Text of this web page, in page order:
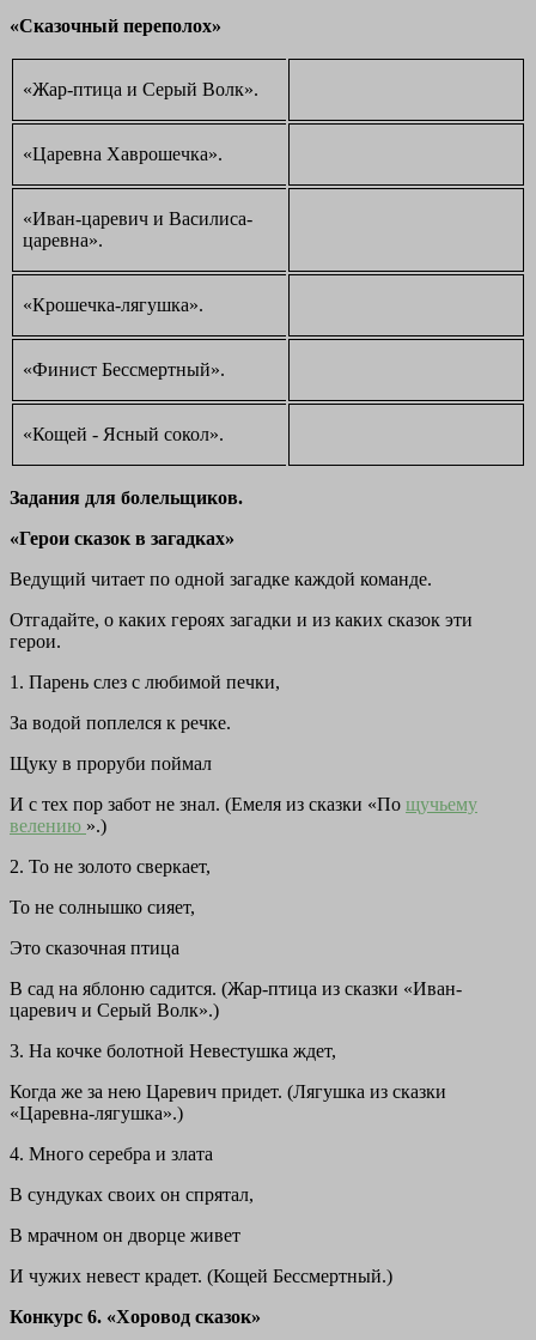
«Сказочный переполох»
«Жар-птица и Серый Волк».
«Царевна Хаврошечка».
«Иван-царевич и Василиса-
царевна».
«Крошечка-лягушка».
«Финист Бессмертный».
«Кощей - Ясный сокол».
Задания для болельщиков.
«Герои сказок в загадках»
Ведущий читает по одной загадке каждой команде.
Отгадайте, о каких героях загадки и из каких сказок эти
герои.
1. Парень слез с любимой печки,
За водой поплелся к речке.
Щуку в проруби поймал
И с тех пор забот не знал. (Емеля из сказки «По щучьему
велению ».)
2. То не золото сверкает,
То не солнышко сияет,
Это сказочная птица
В сад на яблоню садится. (Жар-птица из сказки «Иван-
царевич и Серый Волк».)
3. На кочке болотной Невестушка ждет,
Когда же за нею Царевич придет. (Лягушка из сказки
«Царевна-лягушка».)
4. Много серебра и злата
В сундуках своих он спрятал,
В мрачном он дворце живет
И чужих невест крадет. (Кощей Бессмертный.)
Конкурс 6. «Хоровод сказок»